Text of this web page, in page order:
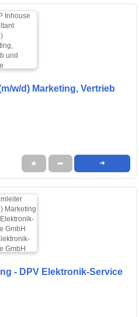
w/d) Marketing, Vertrieb
★ ➦ ➜
- DPV Elektronik-Service